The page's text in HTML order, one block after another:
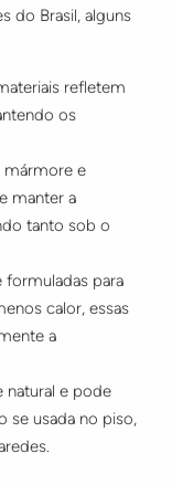
do Brasil, alguns
refletem
os
mármore e
manter a
tanto sob o
formuladas para
calor, essas
a
natural e pode
se usada no piso,